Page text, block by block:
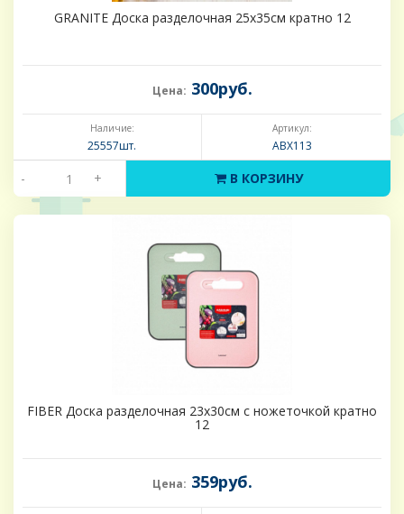
GRANITE Доска разделочная 25х35см кратно 12
Цена: 300руб.
Наличие:
25557шт.
Артикул:
ABX113
- + В КОРЗИНУ
FIBER Доска разделочная 23x30см с ножеточкой кратно
12
Цена: 359руб.